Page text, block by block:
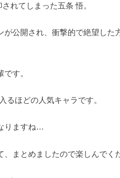
れてしまった五条 悟。
公開され、衝撃的で絶望した
す。
るほどの人気キャラです。
りますね…
まとめましたので楽しんでく